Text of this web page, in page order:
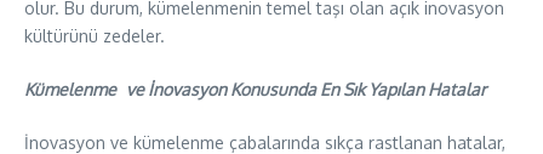
olur. Bu durum, kümelenmenin temel taşı olan açık inovasyon
kültürünü zedeler.
Kümelenme ve İnovasyon Konusunda En Sık Yapılan Hatalar
​İnovasyon ve kümelenme çabalarında sıkça rastlanan hatalar,